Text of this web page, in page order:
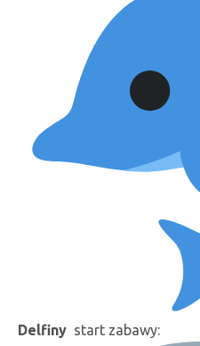
Delfiny start zabawy: